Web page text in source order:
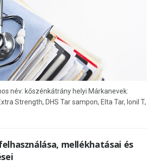
név: kőszénkátrány helyi Márkanevek:
Strength, DHS Tar sampon, Elta Tar, Ionil T,
mellékhatásai és